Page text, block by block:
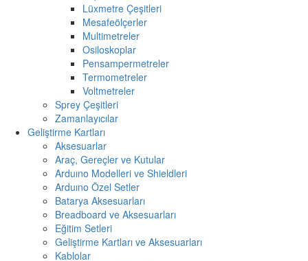
Lüxmetre Çeşitleri
Mesafeölçerler
Multimetreler
Osiloskoplar
Pensampermetreler
Termometreler
Voltmetreler
Sprey Çeşitleri
Zamanlayıcılar
Geliştirme Kartları
Aksesuarlar
Araç, Gereçler ve Kutular
Arduıno Modelleri ve Shieldleri
Arduıno Özel Setler
Batarya Aksesuarları
Breadboard ve Aksesuarları
Eğitim Setleri
Geliştirme Kartları ve Aksesuarları
Kablolar